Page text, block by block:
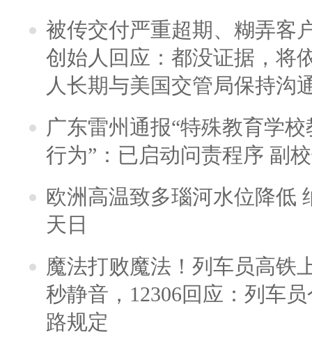
被传交付严重超期、糊弄客
创始人回应：都没证据，将
人长期与美国交管局保持沟
广东雷州通报“特殊教育学
行为”：已启动问责程序 副
欧洲高温致多瑙河水位降低
天日
魔法打败魔法！列车员高铁
秒静音，12306回应：列车
路规定